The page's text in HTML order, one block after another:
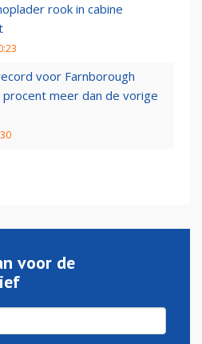
rook in cabine
voor Farnborough
procent meer dan de vorige
voor de